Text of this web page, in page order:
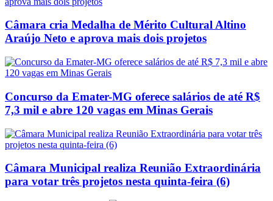
Câmara cria Medalha de Mérito Cultural Altino
Araújo Neto e aprova mais dois projetos
Concurso da Emater-MG oferece salários de até R$
7,3 mil e abre 120 vagas em Minas Gerais
Câmara Municipal realiza Reunião Extraordinária
para votar três projetos nesta quinta-feira (6)